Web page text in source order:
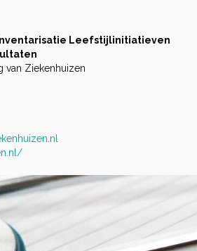
Leefstijlinitiatieven
van Ziekenhuizen